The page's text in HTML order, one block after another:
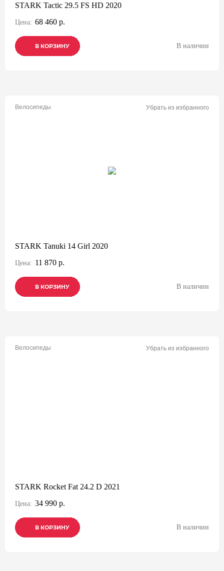
STARK Tactic 29.5 FS HD 2020
Цена: 68 460 р.
В КОРЗИНУ
В КОРЗИНУ
В КОРЗИНУ В наличии
Велосипеды Убрать из избранного
STARK Tanuki 14 Girl 2020
Цена: 11 870 р.
В КОРЗИНУ
В КОРЗИНУ
В КОРЗИНУ В наличии
Велосипеды Убрать из избранного
STARK Rocket Fat 24.2 D 2021
Цена: 34 990 р.
В КОРЗИНУ
В КОРЗИНУ
В КОРЗИНУ В наличии